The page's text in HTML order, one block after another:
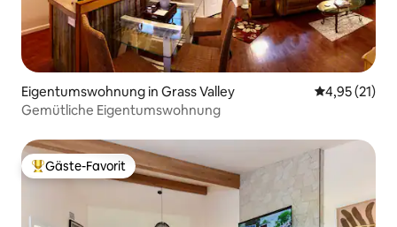
Eigentumswohnung in Grass Valley
4,95 (21)
Gemütliche Eigentumswohnung
Beliebter Gäste-Favorit.
Gäste-Favorit